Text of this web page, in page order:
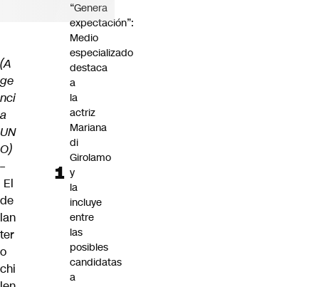
(A
ge
nci
a
UN
O)
–
El
de
lan
ter
o
chi
“Genera
expectación”:
Medio
especializado
destaca
a
la
actriz
Mariana
di
Girolamo
y
la
incluye
entre
las
posibles
candidatas
a